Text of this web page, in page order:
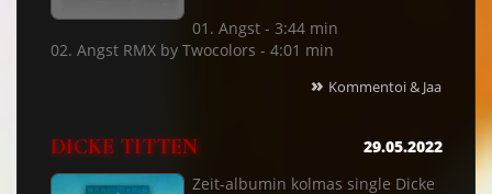
01. Angst - 3:44 min
02. Angst RMX by Twocolors - 4:01 min
» Kommentoi & Jaa
DICKE TITTEN
29.05.2022
Zeit-albumin kolmas single Dicke